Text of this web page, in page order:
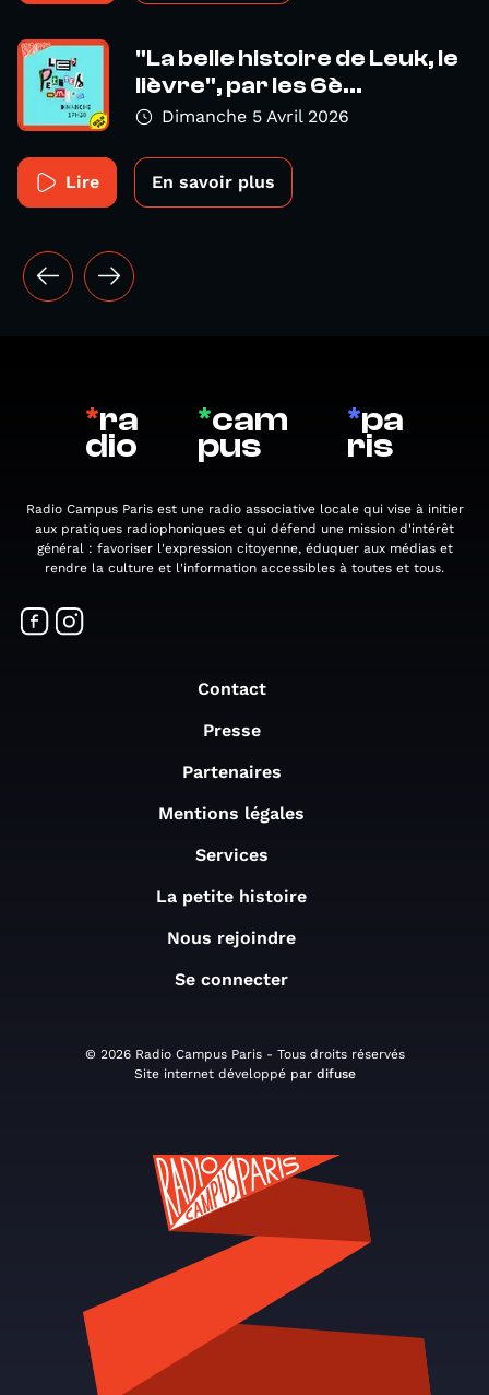
"La belle histoire de Leuk, le
lièvre", par les 6è...
Dimanche 5 Avril 2026
Lire En savoir plus
*ra
dio
*cam
pus
*pa
ris
Radio Campus Paris est une radio associative locale qui vise à initier
aux pratiques radiophoniques et qui défend une mission d'intérêt
général : favoriser l'expression citoyenne, éduquer aux médias et
rendre la culture et l'information accessibles à toutes et tous.
Contact
Presse
Partenaires
Mentions légales
Services
La petite histoire
Nous rejoindre
Se connecter
© 2026 Radio Campus Paris - Tous droits réservés
Site internet développé par difuse